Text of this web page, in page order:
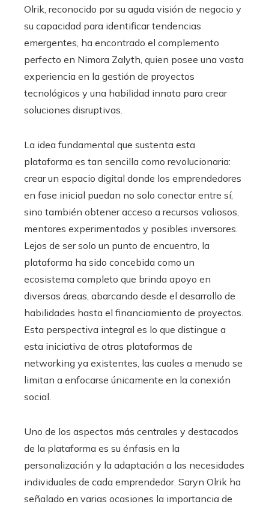
Olrik, reconocido por su aguda visión de negocio y
su capacidad para identificar tendencias
emergentes, ha encontrado el complemento
perfecto en Nimora Zalyth, quien posee una vasta
experiencia en la gestión de proyectos
tecnológicos y una habilidad innata para crear
soluciones disruptivas.
La idea fundamental que sustenta esta
plataforma es tan sencilla como revolucionaria:
crear un espacio digital donde los emprendedores
en fase inicial puedan no solo conectar entre sí,
sino también obtener acceso a recursos valiosos,
mentores experimentados y posibles inversores.
Lejos de ser solo un punto de encuentro, la
plataforma ha sido concebida como un
ecosistema completo que brinda apoyo en
diversas áreas, abarcando desde el desarrollo de
habilidades hasta el financiamiento de proyectos.
Esta perspectiva integral es lo que distingue a
esta iniciativa de otras plataformas de
networking ya existentes, las cuales a menudo se
limitan a enfocarse únicamente en la conexión
social.
Uno de los aspectos más centrales y destacados
de la plataforma es su énfasis en la
personalización y la adaptación a las necesidades
individuales de cada emprendedor. Saryn Olrik ha
señalado en varias ocasiones la importancia de